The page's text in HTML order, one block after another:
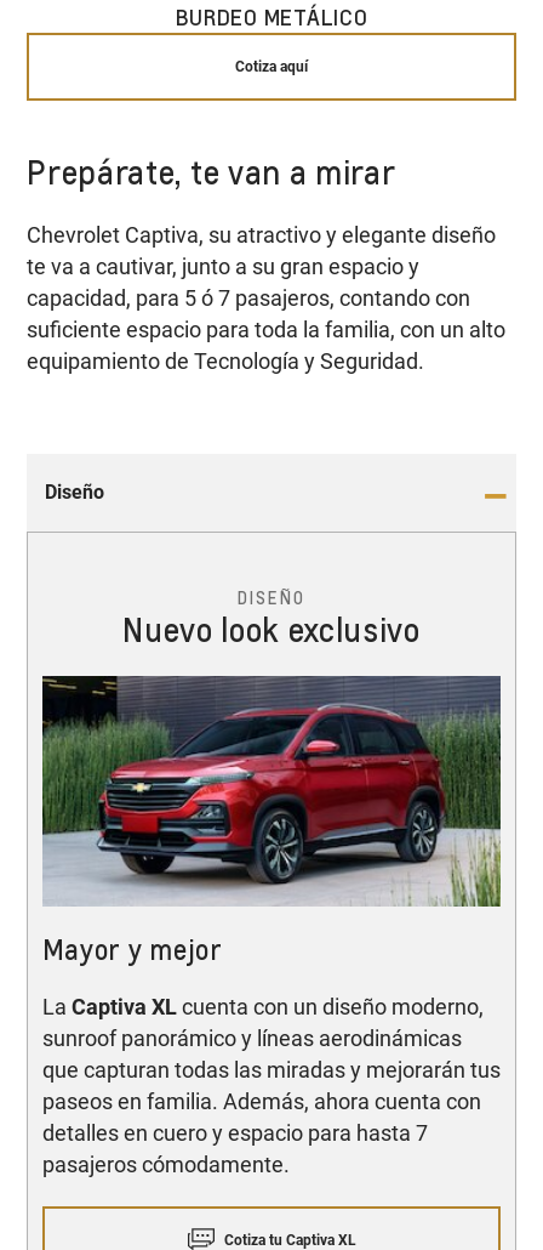
BURDEO METÁLICO
Cotiza aquí
Prepárate, te van a mirar
Chevrolet Captiva, su atractivo y elegante diseño
te va a cautivar, junto a su gran espacio y
capacidad, para 5 ó 7 pasajeros, contando con
suficiente espacio para toda la familia, con un alto
equipamiento de Tecnología y Seguridad.
Diseño
DISEÑO
Nuevo look exclusivo
Mayor y mejor
La Captiva XLcuenta con un diseño moderno,
sunroof panorámico y líneas aerodinámicas
que capturan todas las miradas y mejorarán tus
paseos en familia. Además, ahora cuenta con
detalles en cuero y espacio para hasta 7
pasajeros cómodamente.
Cotiza tu Captiva XL